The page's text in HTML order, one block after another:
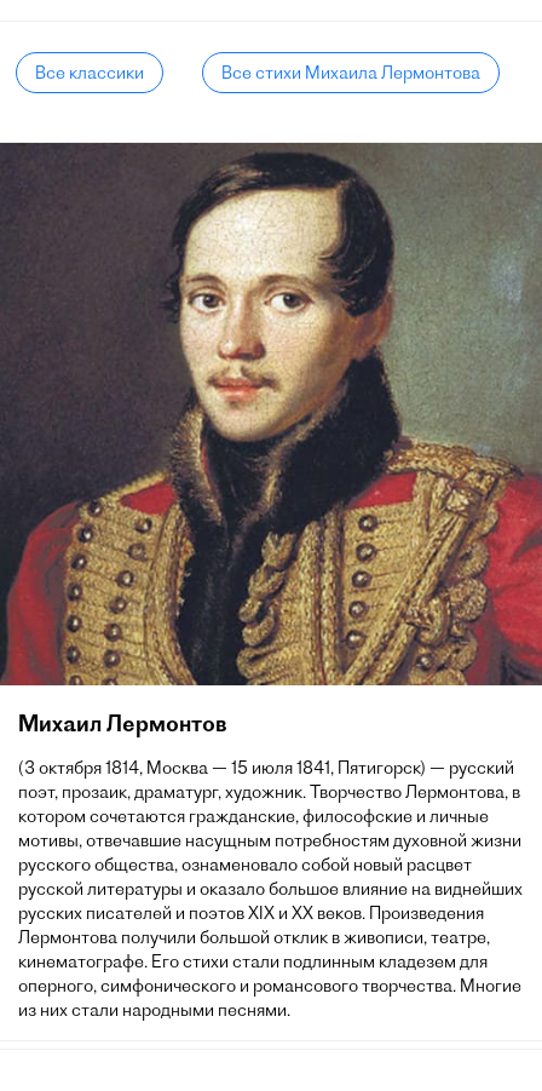
Все классики Все стихи Михаила Лермонтова
Михаил Лермонтов
(3 октября 1814, Москва — 15 июля 1841, Пятигорск) — русский
поэт, прозаик, драматург, художник. Творчество Лермонтова, в
котором сочетаются гражданские, философские и личные
мотивы, отвечавшие насущным потребностям духовной жизни
русского общества, ознаменовало собой новый расцвет
русской литературы и оказало большое влияние на виднейших
русских писателей и поэтов XIX и XX веков. Произведения
Лермонтова получили большой отклик в живописи, театре,
кинематографе. Его стихи стали подлинным кладезем для
оперного, симфонического и романсового творчества. Многие
из них стали народными песнями.